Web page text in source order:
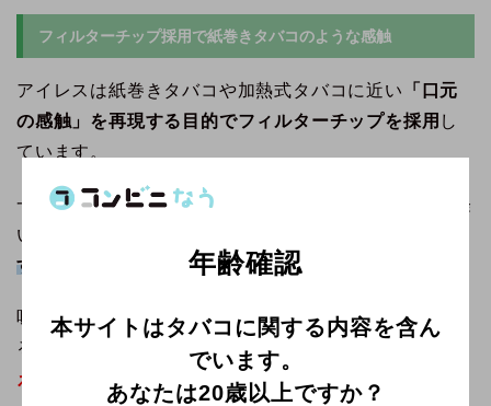
フィルターチップ採用で紙巻きタバコのような感触
アイレスは紙巻きタバコや加熱式タバコに近い
「口元
の感触」を再現する目的でフィルターチップを採用 し
ています。
一般的なVAPEは、マウスピースが硬い・口当たりが軽
いといった特徴がありますが、
すことで吸引時の抵抗感が軽減できます。
吸ったときの感覚や口にくわえたときの違和感を抑え
ることで、
紙巻きタバコ・加熱式タバコからの乗り換
えでも使いやすい電子タバコ です。
年齢確認
本サイトはタバコに関する内容を含ん
でいます。
あなたは20歳以上ですか？